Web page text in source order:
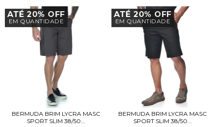
ATÉ 20% OFF
EM QUANTIDADE
BERMUDA BRIM LYCRA MASC
SPORT SLIM 38/50...
ATÉ 20% OFF
EM QUANTIDADE
BERMUDA BRIM LYCRA MASC
SPORT SLIM 38/50...